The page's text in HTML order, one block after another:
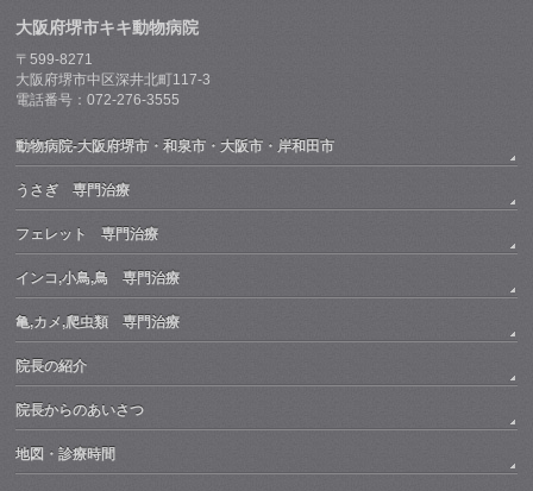
大阪府堺市キキ動物病院
〒599-8271
大阪府堺市中区深井北町117-3
電話番号：072-276-3555
動物病院-大阪府堺市・和泉市・大阪市・岸和田市
うさぎ 専門治療
フェレット 専門治療
インコ,小鳥,鳥 専門治療
亀,カメ,爬虫類 専門治療
院長の紹介
院長からのあいさつ
地図・診療時間